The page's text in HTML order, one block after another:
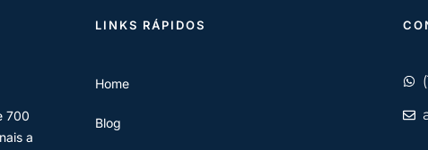
700
a
LINKS RÁPIDOS
Home
Blog